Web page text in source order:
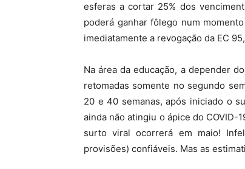
esferas a cortar 25% dos
poderá ganhar fôlego num
imediatamente a revogação da EC
Na área da educação, a depender
retomadas somente no segundo
20 e 40 semanas, após iniciado o
ainda não atingiu o ápice do COVID-
surto viral ocorrerá em maio!
provisões) confiáveis. Mas as